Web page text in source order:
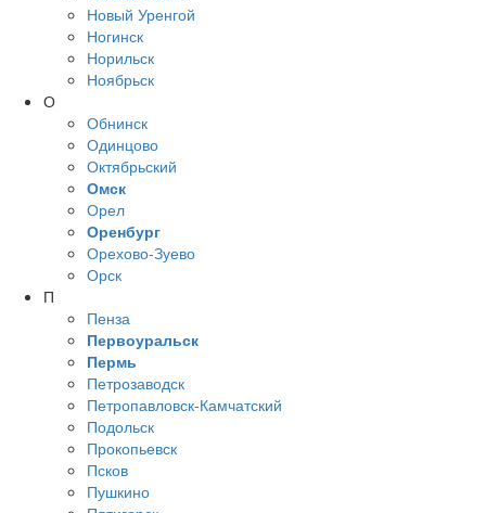
Новый Уренгой
Ногинск
Норильск
Ноябрьск
О
Обнинск
Одинцово
Октябрьский
Омск
Орел
Оренбург
Орехово-Зуево
Орск
П
Пенза
Первоуральск
Пермь
Петрозаводск
Петропавловск-Камчатский
Подольск
Прокопьевск
Псков
Пушкино